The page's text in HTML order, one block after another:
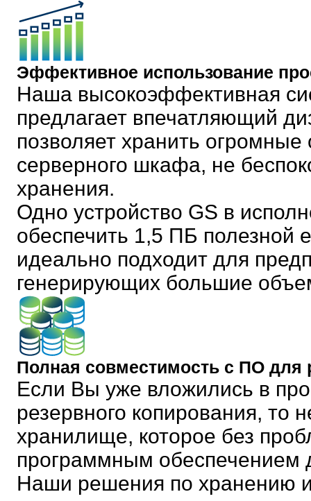
Эффективное использование
Наша высокоэффективная
предлагает впечатляющий
позволяет хранить
серверного шкафа, не
хранения.
Одно устройство GS в
обеспечить 1,5 ПБ
идеально подходит для
генерирующих большие
Полная совместимость с ПО для
Если Вы уже вложились в
резервного копирования,
хранилище, которое без
программным обеспечением
Наши решения по хранению